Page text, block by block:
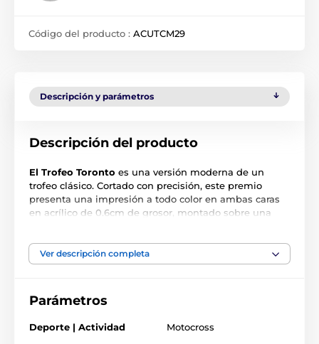
Código del producto : ACUTCM29
Descripción y parámetros
Descripción del producto
El Trofeo Toronto es una versión moderna de un
trofeo clásico. Cortado con precisión, este premio
presenta una impresión a todo color en ambas caras
en acrílico de 0.6cm de grosor, montado sobre una
El premio también incluye una placa adhesiva
grabada de forma gratuita con el texto de su elección.
Ver descripción completa
Parámetros
Deporte | Actividad Motocross